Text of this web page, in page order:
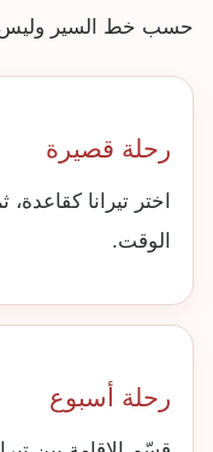
حسب خط السير
رحلة قصيرة
اختر تيرانا
الوقت.
رحلة أسبوع